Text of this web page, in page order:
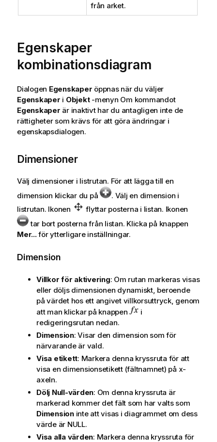
från arket.
Egenskaper
kombinationsdiagram
Dialogen Egenskaper öppnas när du väljer
Egenskaper i Objekt-menyn Om kommandot
Egenskaper är inaktivt har du antagligen inte de
rättigheter som krävs för att göra ändringar i
egenskapsdialogen.
Dimensioner
Välj dimensioner i listrutan. För att lägga till en
dimension klickar du på
. Välj en dimension i
listrutan. Ikonen
flyttar posterna i listan. Ikonen
tar bort posterna från listan. Klicka på knappen
Mer...för ytterligare inställningar.
Dimension
Villkor för aktivering: Om rutan markeras visas
eller döljs dimensionen dynamiskt, beroende
på värdet hos ett angivet villkorsuttryck, genom
att man klickar på knappen
i
redigeringsrutan nedan.
Dimension: Visar den dimension som för
närvarande är vald.
Visa etikett: Markera denna kryssruta för att
visa en dimensionsetikett (fältnamnet) på x-
axeln.
Dölj Null-värden: Om denna kryssruta är
markerad kommer det fält som har valts som
Dimensioninte att visas i diagrammet om dess
värde är NULL.
Visa alla värden: Markera denna kryssruta för